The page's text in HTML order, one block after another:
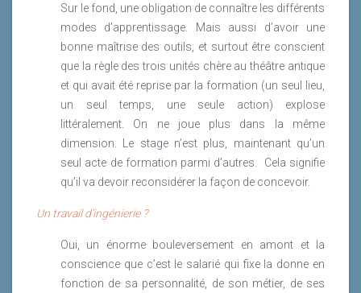
génération de startups edtech n’hésite pas à
promettre monts et merveilles. Comment y voir
plus clair dans cette myriade d’offres et de
promesses, pour faire les bons choix ? Quelles
sont les tendances digitales de l’expérience
apprenant ?
Lire la suite
Sur le fond, une obligation de connaître les différents
modes d’apprentissage. Mais aussi d’avoir une
bonne maîtrise des outils, et surtout être conscient
que la règle des trois unités chère au théâtre antique
et qui avait été reprise par la formation (un seul lieu,
un seul temps, une seule action) explose
littéralement. On ne joue plus dans la même
dimension. Le stage n’est plus, maintenant qu’un
seul acte de formation parmi d’autres. Cela signifie
qu’il va devoir reconsidérer la façon de concevoir.
Un travail d’ingénierie ?
Oui, un énorme bouleversement en amont et la
conscience que c’est le salarié qui fixe la donne en
fonction de sa personnalité, de son métier, de ses